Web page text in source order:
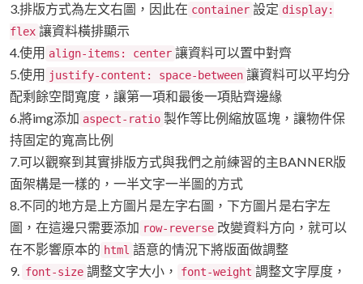
3.排版方式為左文右圖，因此在 container 設定 display:
flex 讓資料橫排顯示
4.使用 align-items: center 讓資料可以置中對齊
5.使用 justify-content: space-between 讓資料可以平均分
配剩餘空間寬度，讓第一項和最後一項貼齊邊緣
6.將img添加 aspect-ratio 製作等比例縮放區塊，讓物件保
持固定的寬高比例
7.可以觀察到其實排版方式與我們之前練習的主BANNER版
面架構是一樣的，一半文字一半圖的方式
8.不同的地方是上方圖片是左字右圖，下方圖片是右字左
圖，在這邊只需要添加 row-reverse 改變資料方向，就可以
在不影響原本的 html 語意的情況下將版面做調整
9. font-size 調整文字大小， font-weight 調整文字厚度，